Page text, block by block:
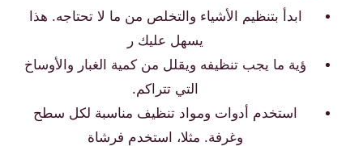
ابدأ بتنظيم الأشياء والتخلص من ما لا تحتاجه. هذا
يسهل عليك ر
ؤية ما يجب تنظيفه ويقلل من كمية الغبار والأوساخ
التي تتراكم.
استخدم أدوات ومواد تنظيف مناسبة لكل سطح
وغرفة. مثلا، استخدم فرشاة